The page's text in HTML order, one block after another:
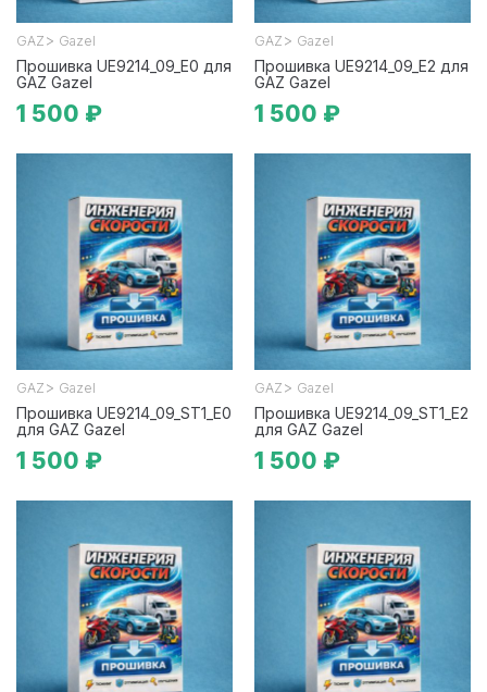
GAZ > Gazel
Прошивка UE9214_09_E0 для
GAZ Gazel
1 500 ₽
GAZ > Gazel
Прошивка UE9214_09_E2 для
GAZ Gazel
1 500 ₽
GAZ > Gazel
Прошивка UE9214_09_ST1_E0
для GAZ Gazel
1 500 ₽
GAZ > Gazel
Прошивка UE9214_09_ST1_E2
для GAZ Gazel
1 500 ₽